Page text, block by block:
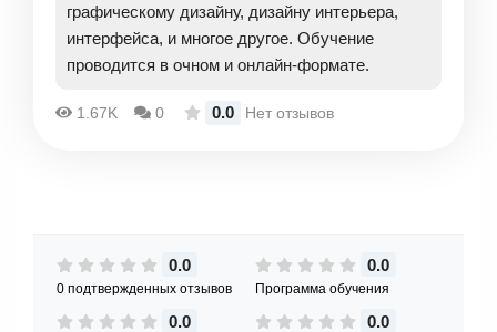
графическому дизайну, дизайну интерьера,
интерфейса, и многое другое. Обучение
проводится в очном и онлайн-формате.
1.67K 0 0.0 Нет отзывов
0.0
0 подтвержденных отзывов
0.0
Программа обучения
0.0 0.0